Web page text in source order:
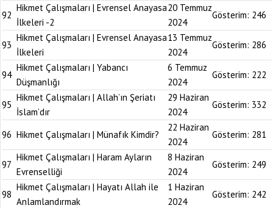
92
Hikmet Çalışmaları | Evrensel Anayasa
İlkeleri -2
20 Temmuz
2024
Gösterim: 246
93
Hikmet Çalışmaları | Evrensel Anayasa
İlkeleri
13 Temmuz
2024
Gösterim: 286
94
Hikmet Çalışmaları | Yabancı
Düşmanlığı
6 Temmuz
2024
Gösterim: 222
95
Hikmet Çalışmaları | Allah’ın Şeriatı
İslam’dır
29 Haziran
2024
Gösterim: 332
96 Hikmet Çalışmaları | Münafık Kimdir?
22 Haziran
2024
Gösterim: 281
97
Hikmet Çalışmaları | Haram Ayların
Evrenselliği
8 Haziran
2024
Gösterim: 249
98
Hikmet Çalışmaları | Hayatı Allah ile
Anlamlandırmak
1 Haziran
2024
Gösterim: 242